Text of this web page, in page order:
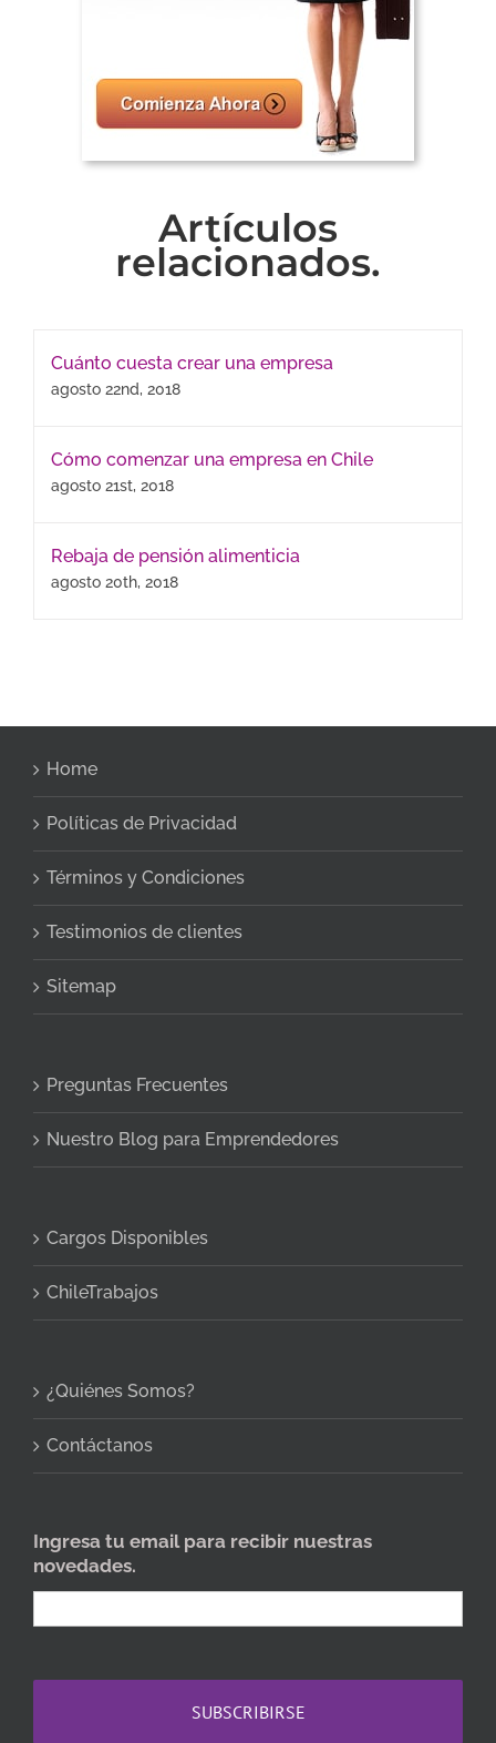
Artículos
relacionados.
Cuánto cuesta crear una empresa
agosto 22nd, 2018
Cómo comenzar una empresa en Chile
agosto 21st, 2018
Rebaja de pensión alimenticia
agosto 20th, 2018
Home
Políticas de Privacidad
Términos y Condiciones
Testimonios de clientes
Sitemap
Preguntas Frecuentes
Nuestro Blog para Emprendedores
Cargos Disponibles
ChileTrabajos
¿Quiénes Somos?
Contáctanos
Ingresa tu email para recibir nuestras
novedades.